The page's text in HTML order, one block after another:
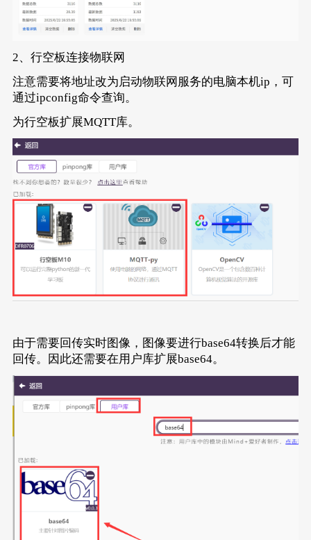
2、行空板连接物联网
注意需要将地址改为启动物联网服务的电脑本机ip，可
通过ipconfig命令查询。
为行空板扩展MQTT库。
由于需要回传实时图像，图像要进行base64转换后才能
回传。因此还需要在用户库扩展base64。